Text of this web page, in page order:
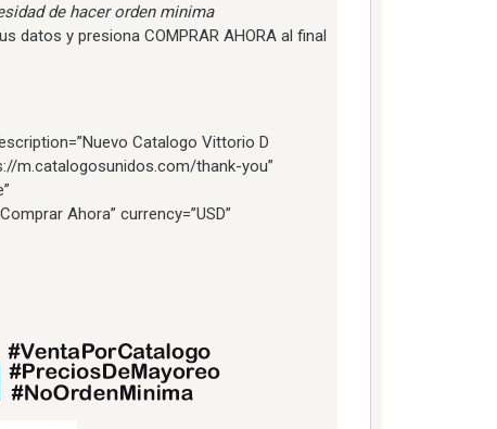
de hacer orden minima
datos y presiona COMPRAR AHORA al final
Catalogo Vittorio D
m.catalogosunidos.com/thank-you”
Ahora” currency=”USD”